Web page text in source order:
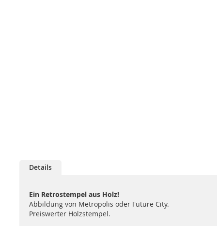
Details
Ein Retrostempel aus Holz!
Abbildung von Metropolis oder Future City.
Preiswerter Holzstempel.